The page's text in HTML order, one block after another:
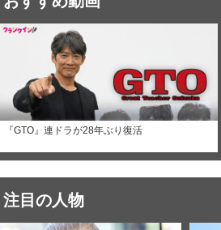
『GTO』連ドラが28年ぶり復活
注目の人物